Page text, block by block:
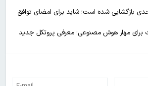
بازگشایی شده است؛ شاید برای امضای توافق
برای مهار هوش مصنوعی؛ معرفی پروتکل جدید